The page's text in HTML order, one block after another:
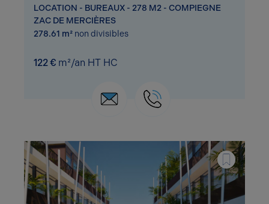
LOCATION - BUREAUX - 278 M2 - COMPIEGNE
ZAC DE MERCIÈRES
278.61 m² non divisibles
122 € m²/an HT HC